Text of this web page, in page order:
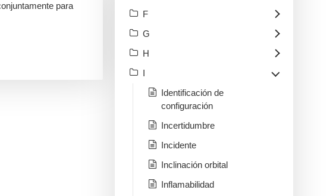
para
F
G
H
I
Identificación de
configuración
Incertidumbre
Incidente
Inclinación orbital
Inflamabilidad